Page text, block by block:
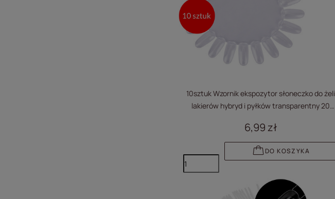
10sztuk Wzornik ekspozytor słoneczko do żeli
lakierów hybryd i pyłków transparentny 20
6,99 zł
DO KOSZYKA